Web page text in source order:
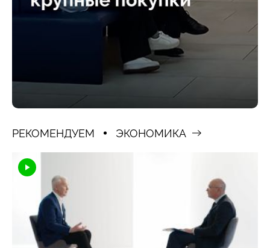
РЕКОМЕНДУЕМ ЭКОНОМИКА